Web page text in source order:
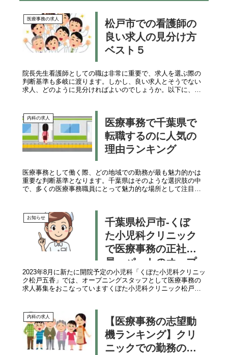
医療事務の求人
松戸市での看護師の
良い求人の見分け方
ベスト５
院長先生看護師としての職は非常に重要で、求人を選ぶ際の
判断基準も多岐に渡ります。しかし、良い求人とそうでない
求人、どのように見分ければよいのでしょうか。以下に、良
内科の求人
医療事務で千葉県で
転職するのに人気の
理由ランキング
医療事務として働く際、どの地域での勤務が最も魅力的かは
重要な判断基準となります。千葉県はそのような選択肢の中
で、多くの医療事務職員にとって魅力的な場所として注目さ
お知らせ
千葉県松戸市-くぼ
た小児科クリニック
で医療事務の正社
員・パートのオープ
ニングスタッフ求人
募集中
2023年8月に新たに開院予定の小児科「くぼた小児科クリニッ
ク松戸五香」では、オープニングスタッフとして医療事務の
求人募集をおこなっていますくぼた小児科クリニック松戸五
内科の求人
【医療事務の志望動
機ランキング】クリ
ニックでの勤務のメ